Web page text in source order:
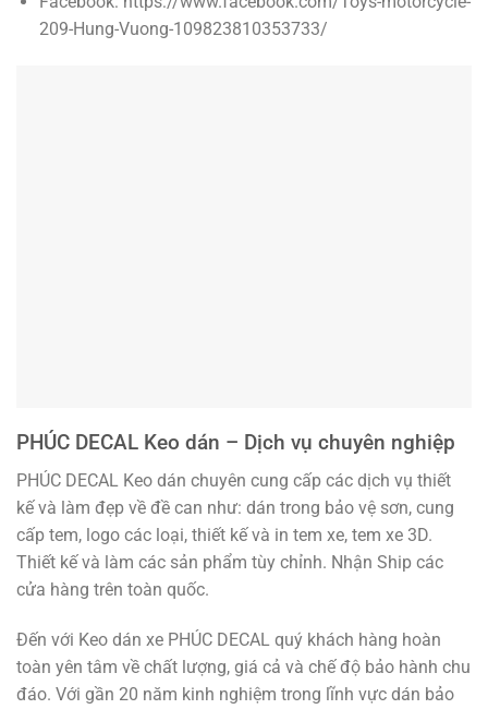
209-Hung-Vuong-109823810353733/
PHÚC DECAL Keo dán – Dịch vụ chuyên nghiệp
PHÚC DECAL Keo dán chuyên cung cấp các dịch vụ thiết
kế và làm đẹp về đề can như: dán trong bảo vệ sơn, cung
cấp tem, logo các loại, thiết kế và in tem xe, tem xe 3D.
Thiết kế và làm các sản phẩm tùy chỉnh. Nhận Ship các
cửa hàng trên toàn quốc.
Đến với Keo dán xe PHÚC DECAL quý khách hàng hoàn
toàn yên tâm về chất lượng, giá cả và chế độ bảo hành chu
đáo. Với gần 20 năm kinh nghiệm trong lĩnh vực dán bảo